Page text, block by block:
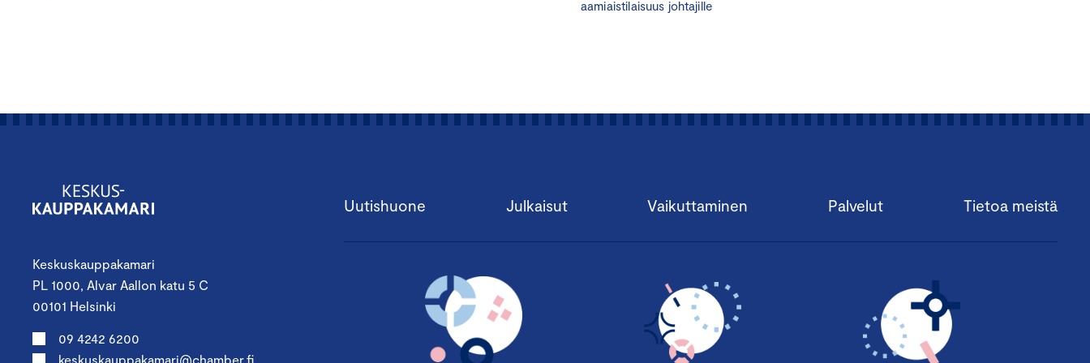
hallitustyöskentelyn käytännöistä sekä sihteerin keskeisistä vastuista ja
Toimitusjohtaja ja johtoryhmä
Hallituksen vastuut
Hallituksen kokouskäytännöt
Hallituksen vuosikello
Hallituksen päätöksenteko
aamiaistilaisuus johtajille
Keskuskauppakamari
PL 1000, Alvar Aallon katu 5 C
00101 Helsinki
09 4242 6200
keskuskauppakamari@chamber.fi
Uutishuone Julkaisut Vaikuttaminen Palvelut Tietoa meistä